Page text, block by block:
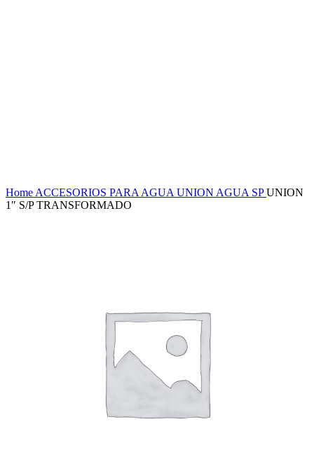
Home ACCESORIOS PARA AGUA UNION AGUA SPUNION
1″ S/P TRANSFORMADO